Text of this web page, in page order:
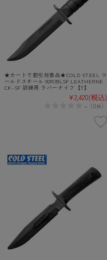
★カートで割引対象品★COLD STEEL コ
ールドスチール 92R39LSF LEATHERNE
CK-SF 訓練用 ラバーナイフ【T】
¥2,420(税込)
-（0件）